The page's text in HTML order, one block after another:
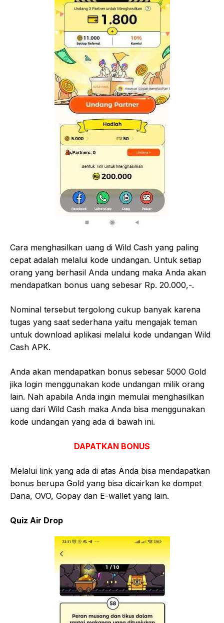
Cara menghasilkan uang di Wild Cash yang paling
cepat adalah melalui kode undangan. Untuk setiap
orang yang berhasil Anda undang maka Anda akan
mendapatkan bonus uang sebesar Rp. 20.000,-.
Nominal tersebut tergolong cukup banyak karena
tugas yang saat sederhana yaitu mengajak teman
untuk download aplikasi melalui kode undangan Wild
Cash APK.
Anda akan mendapatkan bonus sebesar 5000 Gold
jika login menggunakan kode undangan milik orang
lain. Nah apabila Anda ingin memulai menghasilkan
uang dari Wild Cash maka Anda bisa menggunakan
kode undangan yang ada di bawah ini.
DAPATKAN BONUS
Melalui link yang ada di atas Anda bisa mendapatkan
bonus berupa Gold yang bisa dicairkan ke dompet
Dana, OVO, Gopay dan E-wallet yang lain.
Quiz Air Drop